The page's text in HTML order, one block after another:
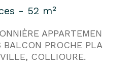
- 52 m²
APPARTEMEN
BALCON PROCHE PLA
COLLIOURE.